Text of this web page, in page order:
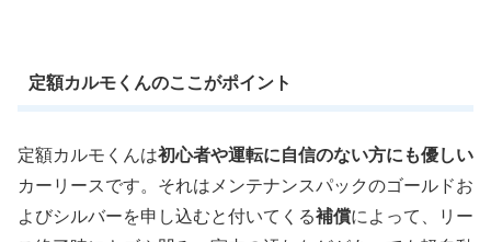
定額カルモくんのここがポイント
定額カルモくんは初心者や運転に自信のない方にも優しい
カーリースです。それはメンテナンスパックのゴールドお
よびシルバーを申し込むと付いてくる補償によって、リー